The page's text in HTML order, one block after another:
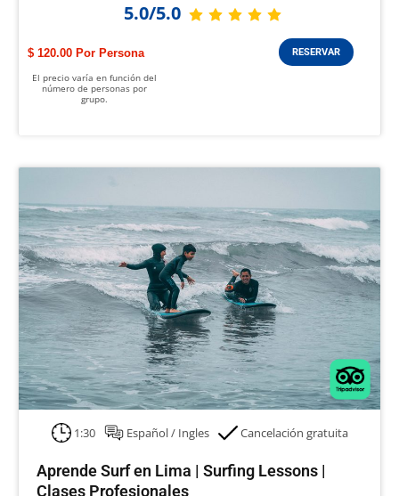
5.0/5.0
$ 120.00
El precio varía en función del
número de personas por
grupo.
RESERVAR
1:30 Español / Ingles Cancelación gratuita
Aprende Surf en Lima | Surfing Lessons |
Clases Profesionales